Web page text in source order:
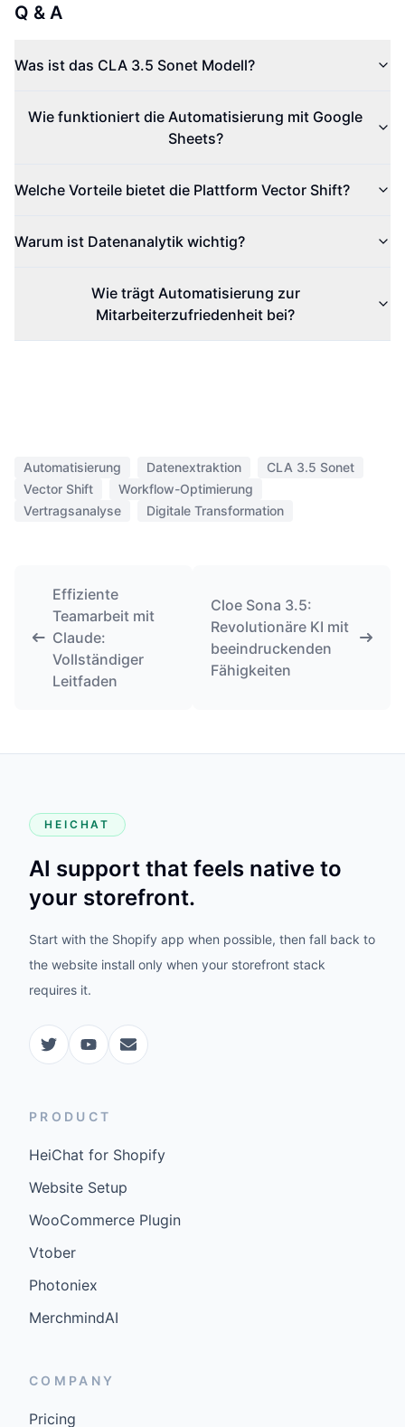
Q & A
Was ist das CLA 3.5 Sonet Modell?
Wie funktioniert die Automatisierung mit Google
Sheets?
Welche Vorteile bietet die Plattform Vector Shift?
Warum ist Datenanalytik wichtig?
Wie trägt Automatisierung zur
Mitarbeiterzufriedenheit bei?
Automatisierung Datenextraktion
CLA 3.5 Sonet
Vector Shift
Workflow-Optimierung
Vertragsanalyse
Digitale Transformation
Effiziente
Teamarbeit mit
Claude:
Vollständiger
Leitfaden
Cloe Sona 3.5:
Revolutionäre KI mit
beeindruckenden
Fähigkeiten
HEICHAT
AI support that feels native to
your storefront.
Start with the Shopify app when possible, then fall back to
the website install only when your storefront stack
requires it.
PRODUCT
HeiChat for Shopify
Website Setup
WooCommerce Plugin
Vtober
Photoniex
MerchmindAI
COMPANY
Pricing